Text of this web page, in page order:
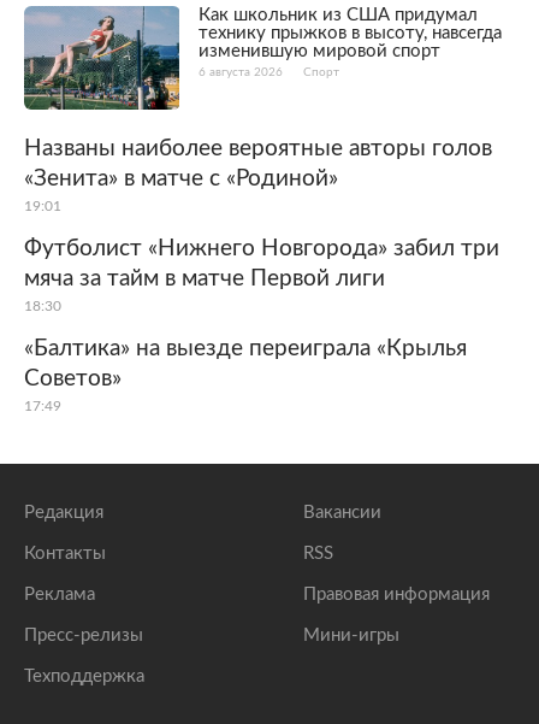
Как школьник из США придумал
технику прыжков в высоту, навсегда
изменившую мировой спорт
6 августа 2026 Спорт
Названы наиболее вероятные авторы голов
«Зенита» в матче с «Родиной»
19:01
Футболист «Нижнего Новгорода» забил три
мяча за тайм в матче Первой лиги
18:30
«Балтика» на выезде переиграла «Крылья
Советов»
17:49
Редакция
Контакты
Реклама
Пресс-релизы
Техподдержка
Вакансии
RSS
Правовая информация
Мини-игры